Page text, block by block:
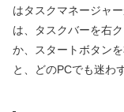
はタスクマネージャ
は、タスクバーを右
か、スタートボタン
と、どのPCでも迷わ